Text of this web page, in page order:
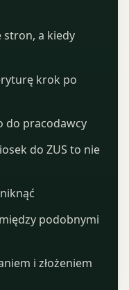
stron, a kiedy
krok po
do pracodawcy
do ZUS to nie
podobnymi
i złożeniem